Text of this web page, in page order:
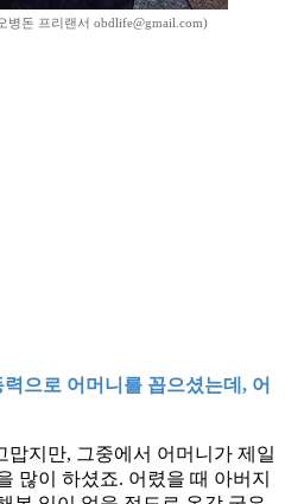
돈 프리랜서 obdlife@gmail.com)
으로 어머니를 꼽으셨는데, 어
맙지만, 그중에서 어머니가 제일
많이 하셨죠. 어렸을 때 아버지